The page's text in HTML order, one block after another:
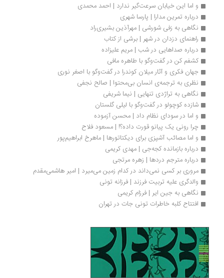
و اما این خیابان سرعت‌گیر ند‌ارد‌ | احمد‌ محمد‌ی
درباره تمرین مدارا | پارسا شهری
نگاهی به زفی شورشی | مهرآذین بشیری‌راد
راهنمای دزدان در شهر | برشی از کتاب
درباره صداهایی در شب | مریم علیزاده
کشفم کن در گفت‌وگو با طاهره مافی
جهان فکری و آثار میلان کوندرا در گفت‌وگو با اصغر نوری
نظری به ترجمه‌ی انسان بی‌محتوا | صالح نجفی
نگاهی به تراژدی تنهایی | نیما شریفی
شازده کوچولو در گفت‌وگو با لیلی گلستان
و اما در سودای نظام داد | محسن آزموده
چرا رونی یک پیانو قورت داده؟! | مسعود فلاح
و اما مصائب آشپزی برای دیکتاتورها | ماهرخ ابراهیم‌پور
درباره بازمانده کجه‌جی | مهدی کریمی
درباره مترجم دردها | زهره مرتجی
مروری بر کسی نمی‌داند در کدام زمین می‌میرد | امیر هاشمی‌مقدم
والدگری علیه تربیت فرزند | فرزانه تونی
نگاهی به جین ایر | فرزام کریمی
افتتاح کلبه خاطرات تونی جات در تهران